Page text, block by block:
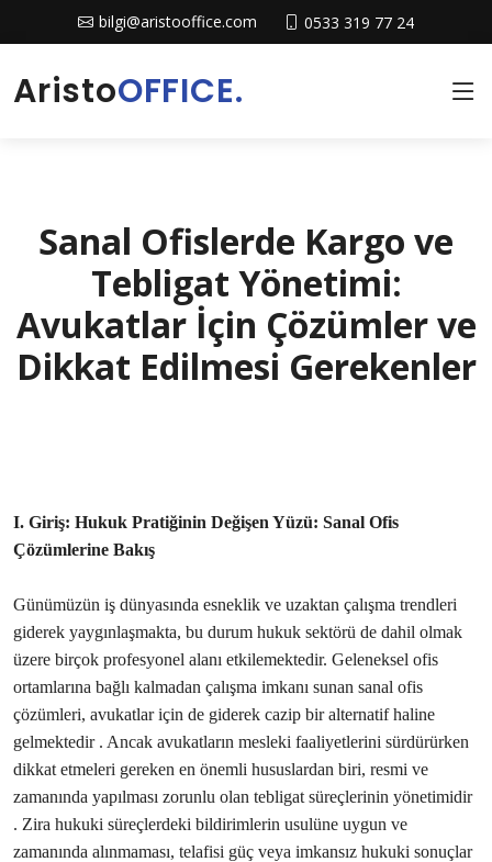
bilgi@aristooffice.com 0533 319 77 24
AristoOFFICE.
Sanal Ofislerde Kargo ve
Tebligat Yönetimi:
Avukatlar İçin Çözümler ve
Dikkat Edilmesi Gerekenler
I. Giriş: Hukuk Pratiğinin Değişen Yüzü: Sanal Ofis
Çözümlerine Bakış
Günümüzün iş dünyasında esneklik ve uzaktan çalışma trendleri
giderek yaygınlaşmakta, bu durum hukuk sektörü de dahil olmak
üzere birçok profesyonel alanı etkilemektedir. Geleneksel ofis
ortamlarına bağlı kalmadan çalışma imkanı sunan sanal ofis
çözümleri, avukatlar için de giderek cazip bir alternatif haline
gelmektedir . Ancak avukatların mesleki faaliyetlerini sürdürürken
dikkat etmeleri gereken en önemli hususlardan biri, resmi ve
zamanında yapılması zorunlu olan tebligat süreçlerinin yönetimidir
. Zira hukuki süreçlerdeki bildirimlerin usulüne uygun ve
zamanında alınmaması, telafisi güç veya imkansız hukuki sonuçlar